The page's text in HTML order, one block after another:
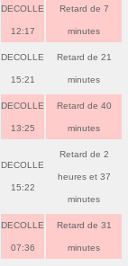
DECOLLE
12:17
Retard de 7
minutes
DECOLLE
15:21
Retard de 21
minutes
DECOLLE
13:25
Retard de 40
minutes
DECOLLE
15:22
Retard de 2
heures et 37
minutes
DECOLLE
07:36
Retard de 31
minutes